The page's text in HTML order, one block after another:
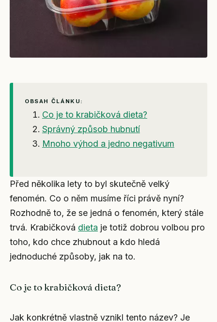
OBSAH ČLÁNKU:
Co je to krabičková dieta?
Správný způsob hubnutí
Mnoho výhod a jedno negativum
Před několika lety to byl skutečně velký
fenomén. Co o něm musíme říci právě nyní?
Rozhodně to, že se jedná o fenomén, který stále
trvá. Krabičková dieta je totiž dobrou volbou pro
toho, kdo chce zhubnout a kdo hledá
jednoduché způsoby, jak na to.
Co je to krabičková dieta?
Jak konkrétně vlastně vznikl tento název? Je